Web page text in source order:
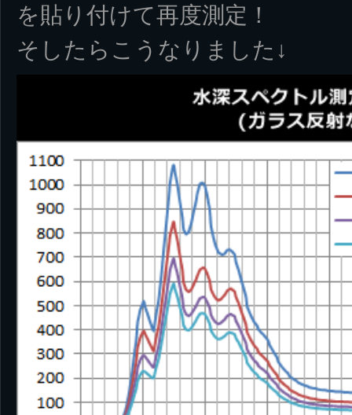
を貼り付けて再度測定！
そしたらこうなりました↓